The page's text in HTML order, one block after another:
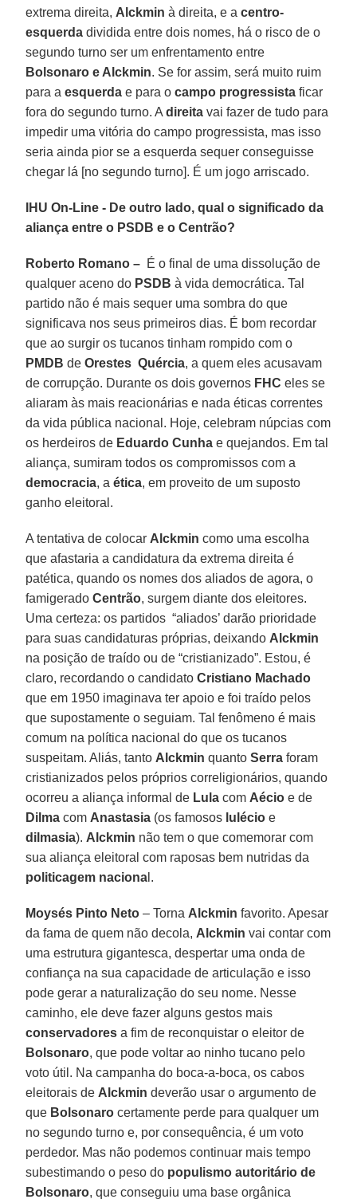
extrema direita, Alckmin à direita, e acentro-
esquerda dividida entre dois nomes, há o risco de o
segundo turno ser um enfrentamento entre
Bolsonaro e Alckmin. Se for assim, será muito ruim
para aesquerda e para ocampo progressista ficar
fora do segundo turno. Adireita vai fazer de tudo para
impedir uma vitória do campo progressista, mas isso
seria ainda pior se a esquerda sequer conseguisse
chegar lá [no segundo turno]. É um jogo arriscado.
IHU On-Line - De outro lado, qual o significado da
aliança entre o PSDB e o Centrão?
Roberto Romano – É o final de uma dissolução de
qualquer aceno do PSDB à vida democrática. Tal
partido não é mais sequer uma sombra do que
significava nos seus primeiros dias. É bom recordar
que ao surgir os tucanos tinham rompido com o
PMDB deOrestes Quércia, a quem eles acusavam
de corrupção. Durante os dois governos FHC eles se
aliaram às mais reacionárias e nada éticas correntes
da vida pública nacional. Hoje, celebram núpcias com
os herdeiros de Eduardo Cunha e quejandos. Em tal
aliança, sumiram todos os compromissos com a
democracia, aética, em proveito de um suposto
ganho eleitoral.
A tentativa de colocar Alckmin como uma escolha
que afastaria a candidatura da extrema direita é
patética, quando os nomes dos aliados de agora, o
famigeradoCentrão, surgem diante dos eleitores.
Uma certeza: os partidos “aliados’ darão prioridade
para suas candidaturas próprias, deixando Alckmin
na posição de traído ou de “cristianizado”. Estou, é
claro, recordando o candidatoCristiano Machado
que em 1950 imaginava ter apoio e foi traído pelos
que supostamente o seguiam. Tal fenômeno é mais
comum na política nacional do que os tucanos
suspeitam. Aliás, tanto Alckmin quantoSerra foram
cristianizados pelos próprios correligionários, quando
ocorreu a aliança informal de Lula com Aécio e de
Dilma com Anastasia (os famosos lulécio e
dilmasia). Alckmin não tem o que comemorar com
sua aliança eleitoral com raposas bem nutridas da
politicagem naciona l.
Moysés Pinto Neto – Torna Alckmin favorito. Apesar
da fama de quem não decola, Alckmin vai contar com
uma estrutura gigantesca, despertar uma onda de
confiança na sua capacidade de articulação e isso
pode gerar a naturalização do seu nome. Nesse
caminho, ele deve fazer alguns gestos mais
conservadores a fim de reconquistar o eleitor de
Bolsonaro, que pode voltar ao ninho tucano pelo
voto útil. Na campanha do boca-a-boca, os cabos
eleitorais de Alckmin deverão usar o argumento de
que Bolsonaro certamente perde para qualquer um
no segundo turno e, por consequência, é um voto
perdedor. Mas não podemos continuar mais tempo
subestimando o peso do populismo autoritário de
Bolsonaro, que conseguiu uma base orgânica